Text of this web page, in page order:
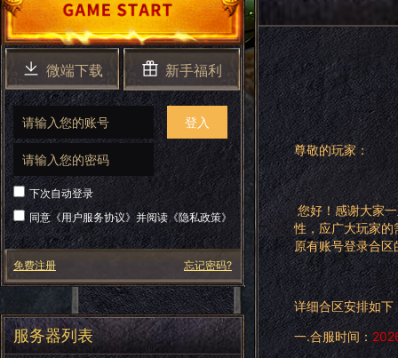
微端下载 新手福利
登入
下次自动登录
同意《用户服务协议》并阅读《隐私政策》
免费注册 忘记密码?
服务器列表
尊敬的玩家：
您好！感谢大家
性，应广大玩家
原有账号登录合
详细合区安排如下
一.合服时间：